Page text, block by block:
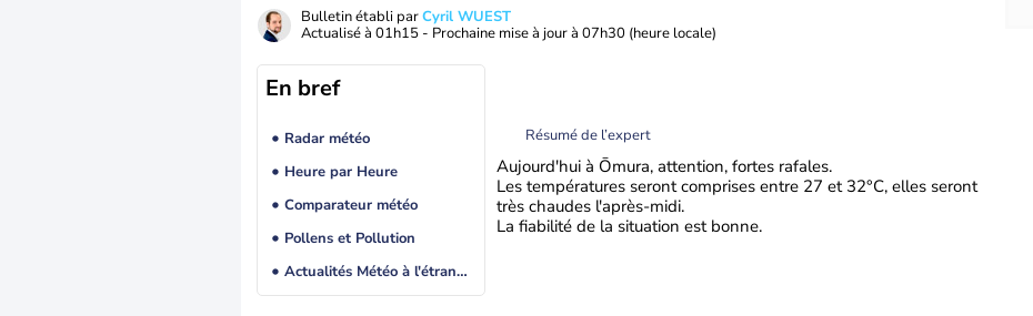
Bulletin établi parCyril WUEST
Actualisé à 01h15 - Prochaine mise à jour à 07h30 (heure locale)
En bref
Radar météo
Heure par Heure
Comparateur météo
Pollens et Pollution
Actualités Météo à l'étranger
Résumé de l’expert
Aujourd'hui à Ōmura, attention, fortes rafales.
Les températures seront comprises entre 27 et 32°C, elles seront
très chaudes l'après-midi.
La fiabilité de la situation est bonne.